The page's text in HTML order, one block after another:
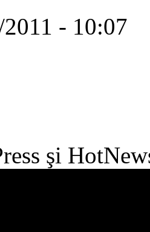
- 10:07
şi